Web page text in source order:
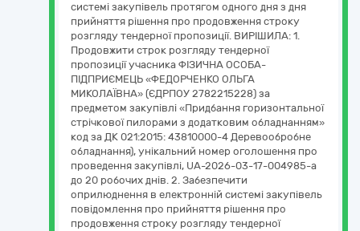
системі закупівель протягом одного дня з дня
прийняття рішення про продовження строку
розгляду тендерної пропозиції. ВИРІШИЛА: 1.
Продовжити строк розгляду тендерної
пропозиції учасника ФІЗИЧНА ОСОБА-
ПІДПРИЄМЕЦЬ «ФЕДОРЧЕНКО ОЛЬГА
МИКОЛАЇВНА» (ЄДРПОУ 2782215228) за
предметом закупівлі «Придбання горизонтальної
стрічкової пилорами з додатковим обладнанням»
код за ДК 021:2015: 43810000-4 Деревообробне
обладнання), унікальний номер оголошення про
проведення закупівлі, UA-2026-03-17-004985-a
до 20 робочих днів. 2. Забезпечити
оприлюднення в електронній системі закупівель
повідомлення про прийняття рішення про
продовження строку розгляду тендерної